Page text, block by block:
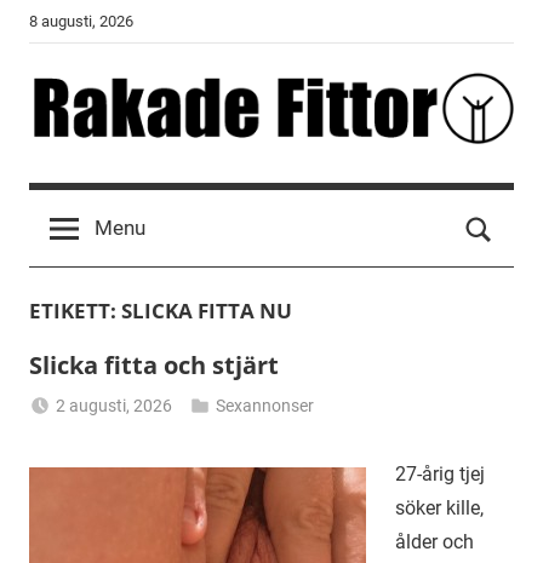
Skip
content
8 augusti, 2026
Rakade
Fittor
Menu
ETIKETT: SLICKA FITTA NU
Slicka fitta och stjärt
2 augusti, 2026
Sexannonser
27-årig tjej
söker kille,
ålder och